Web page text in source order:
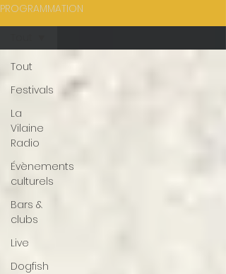
PROGRAMMATION
Tout
Festivals
La
Vilaine
Radio
Évènements
culturels
Bars &
clubs
Live
Dogfish